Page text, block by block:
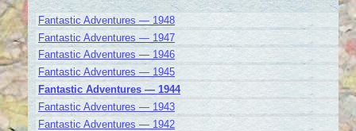
Fantastic Adventures — 1948
Fantastic Adventures — 1947
Fantastic Adventures — 1946
Fantastic Adventures — 1945
Fantastic Adventures — 1944
Fantastic Adventures — 1943
Fantastic Adventures — 1942